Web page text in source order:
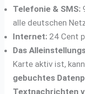
Telefonie & SMS:
alle deutschen
Internet: 24 Cent
Das
Karte aktiv ist,
gebuchtes
Textnachrichten